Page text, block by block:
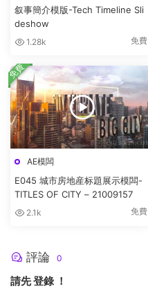
叙事簡介模版-Tech Timeline Sli
deshow
1.28k 免費
AE模闆
E045 城市房地産标題展示模闆-
TITLES OF CITY – 21009157
2.1k 免費
免費
評論 0
請先登錄！